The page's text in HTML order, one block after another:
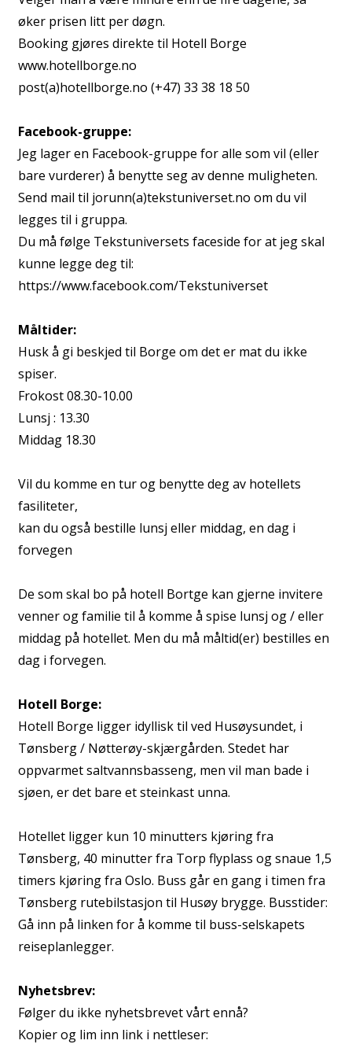
øker prisen litt per døgn.
Booking gjøres direkte til Hotell Borge
www.hotellborge.no
post(a)hotellborge.no (+47) 33 38 18 50
Facebook-gruppe:
Jeg lager en Facebook-gruppe for alle som vil (eller
bare vurderer) å benytte seg av denne muligheten.
Send mail til jorunn(a)tekstuniverset.no om du vil
legges til i gruppa.
Du må følge Tekstuniversets faceside for at jeg skal
kunne legge deg til:
https://www.facebook.com/Tekstuniverset
Måltider:
Husk å gi beskjed til Borge om det er mat du ikke
spiser.
Frokost 08.30-10.00
Lunsj : 13.30
Middag 18.30
Vil du komme en tur og benytte deg av hotellets
fasiliteter,
kan du også bestille lunsj eller middag, en dag i
forvegen
De som skal bo på hotell Bortge kan gjerne invitere
venner og familie til å komme å spise lunsj og / eller
middag på hotellet. Men du må måltid(er) bestilles en
dag i forvegen.
Hotell Borge:
Hotell Borge ligger idyllisk til ved Husøysundet, i
Tønsberg / Nøtterøy-skjærgården. Stedet har
oppvarmet saltvannsbasseng, men vil man bade i
sjøen, er det bare et steinkast unna.
Hotellet ligger kun 10 minutters kjøring fra
Tønsberg, 40 minutter fra Torp flyplass og snaue 1,5
timers kjøring fra Oslo. Buss går en gang i timen fra
Tønsberg rutebilstasjon til Husøy brygge. Busstider:
Gå inn på linken for å komme til buss-selskapets
reiseplanlegger.
Nyhetsbrev:
Følger du ikke nyhetsbrevet vårt ennå?
Kopier og lim inn link i nettleser: